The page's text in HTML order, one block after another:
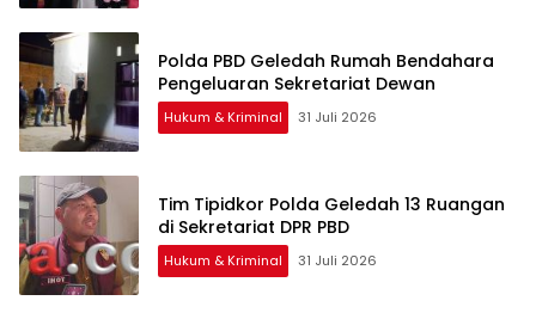
Polda PBD Geledah Rumah Bendahara
Pengeluaran Sekretariat Dewan
Hukum & Kriminal 31 Juli 2026
Tim Tipidkor Polda Geledah 13 Ruangan
di Sekretariat DPR PBD
Hukum & Kriminal 31 Juli 2026